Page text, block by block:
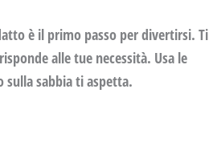
è il primo passo per divertirsi. Ti
alle tue necessità. Usa le
sulla sabbia ti aspetta.